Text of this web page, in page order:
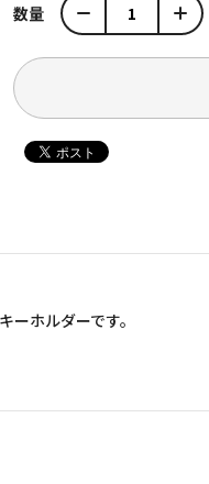
数量
ホルダーです。